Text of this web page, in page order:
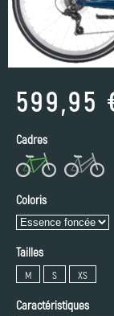
599,95
Cadres
Coloris
Tailles
M S XS
Caractéristiques